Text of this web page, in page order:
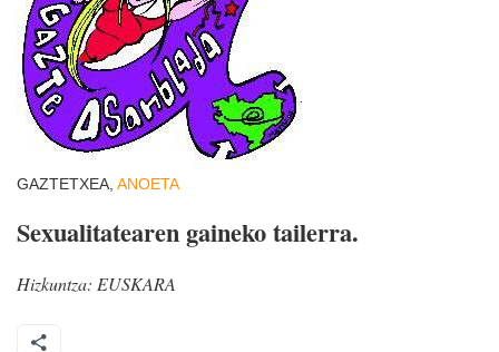
GAZTETXEA, ANOETA
Sexualitatearen gaineko tailerra.
Hizkuntza: EUSKARA